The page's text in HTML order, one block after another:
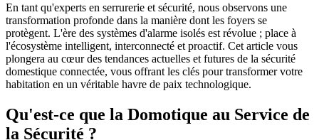
En tant qu'experts en serrurerie et sécurité, nous observons une
transformation profonde dans la manière dont les foyers se
protègent. L'ère des systèmes d'alarme isolés est révolue ; place à
l'écosystème intelligent, interconnecté et proactif. Cet article vous
plongera au cœur des tendances actuelles et futures de la sécurité
domestique connectée, vous offrant les clés pour transformer votre
habitation en un véritable havre de paix technologique.
Qu'est-ce que la Domotique au Service de
la Sécurité ?